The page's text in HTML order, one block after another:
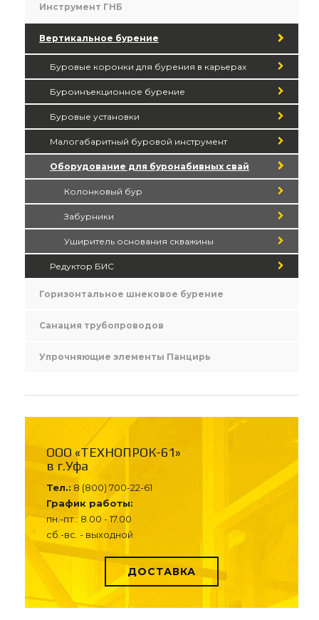
Инструмент ГНБ
Вертикальное бурение
Буровые коронки для бурения в карьерах
Буроинъекционное бурение
Буровые установки
Малогабаритный буровой инструмент
Оборудование для буронабивных свай
Колонковый бур
Забурники
Уширитель основания скважины
Редуктор БИС
Горизонтальное шнековое бурение
Санация трубопроводов
Упрочняющие элементы Панцирь
ООО «ТЕХНОПРОК-61»
в г.Уфа
Тел.: 8 (800) 700-22-61
График работы:
пн.-пт.: 8.00 - 17.00
сб.-вс. - выходной
ДОСТАВКА